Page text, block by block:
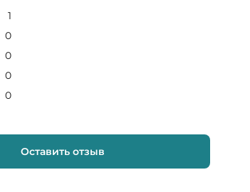
1
0
0
0
0
Оставить отзыв